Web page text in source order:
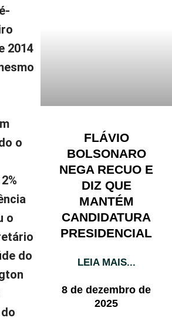
2014
o
o
do
FLÁVIO
BOLSONARO
NEGA RECUO E
DIZ QUE
MANTÉM
CANDIDATURA
PRESIDENCIAL
LEIA MAIS...
8 de dezembro de
2025